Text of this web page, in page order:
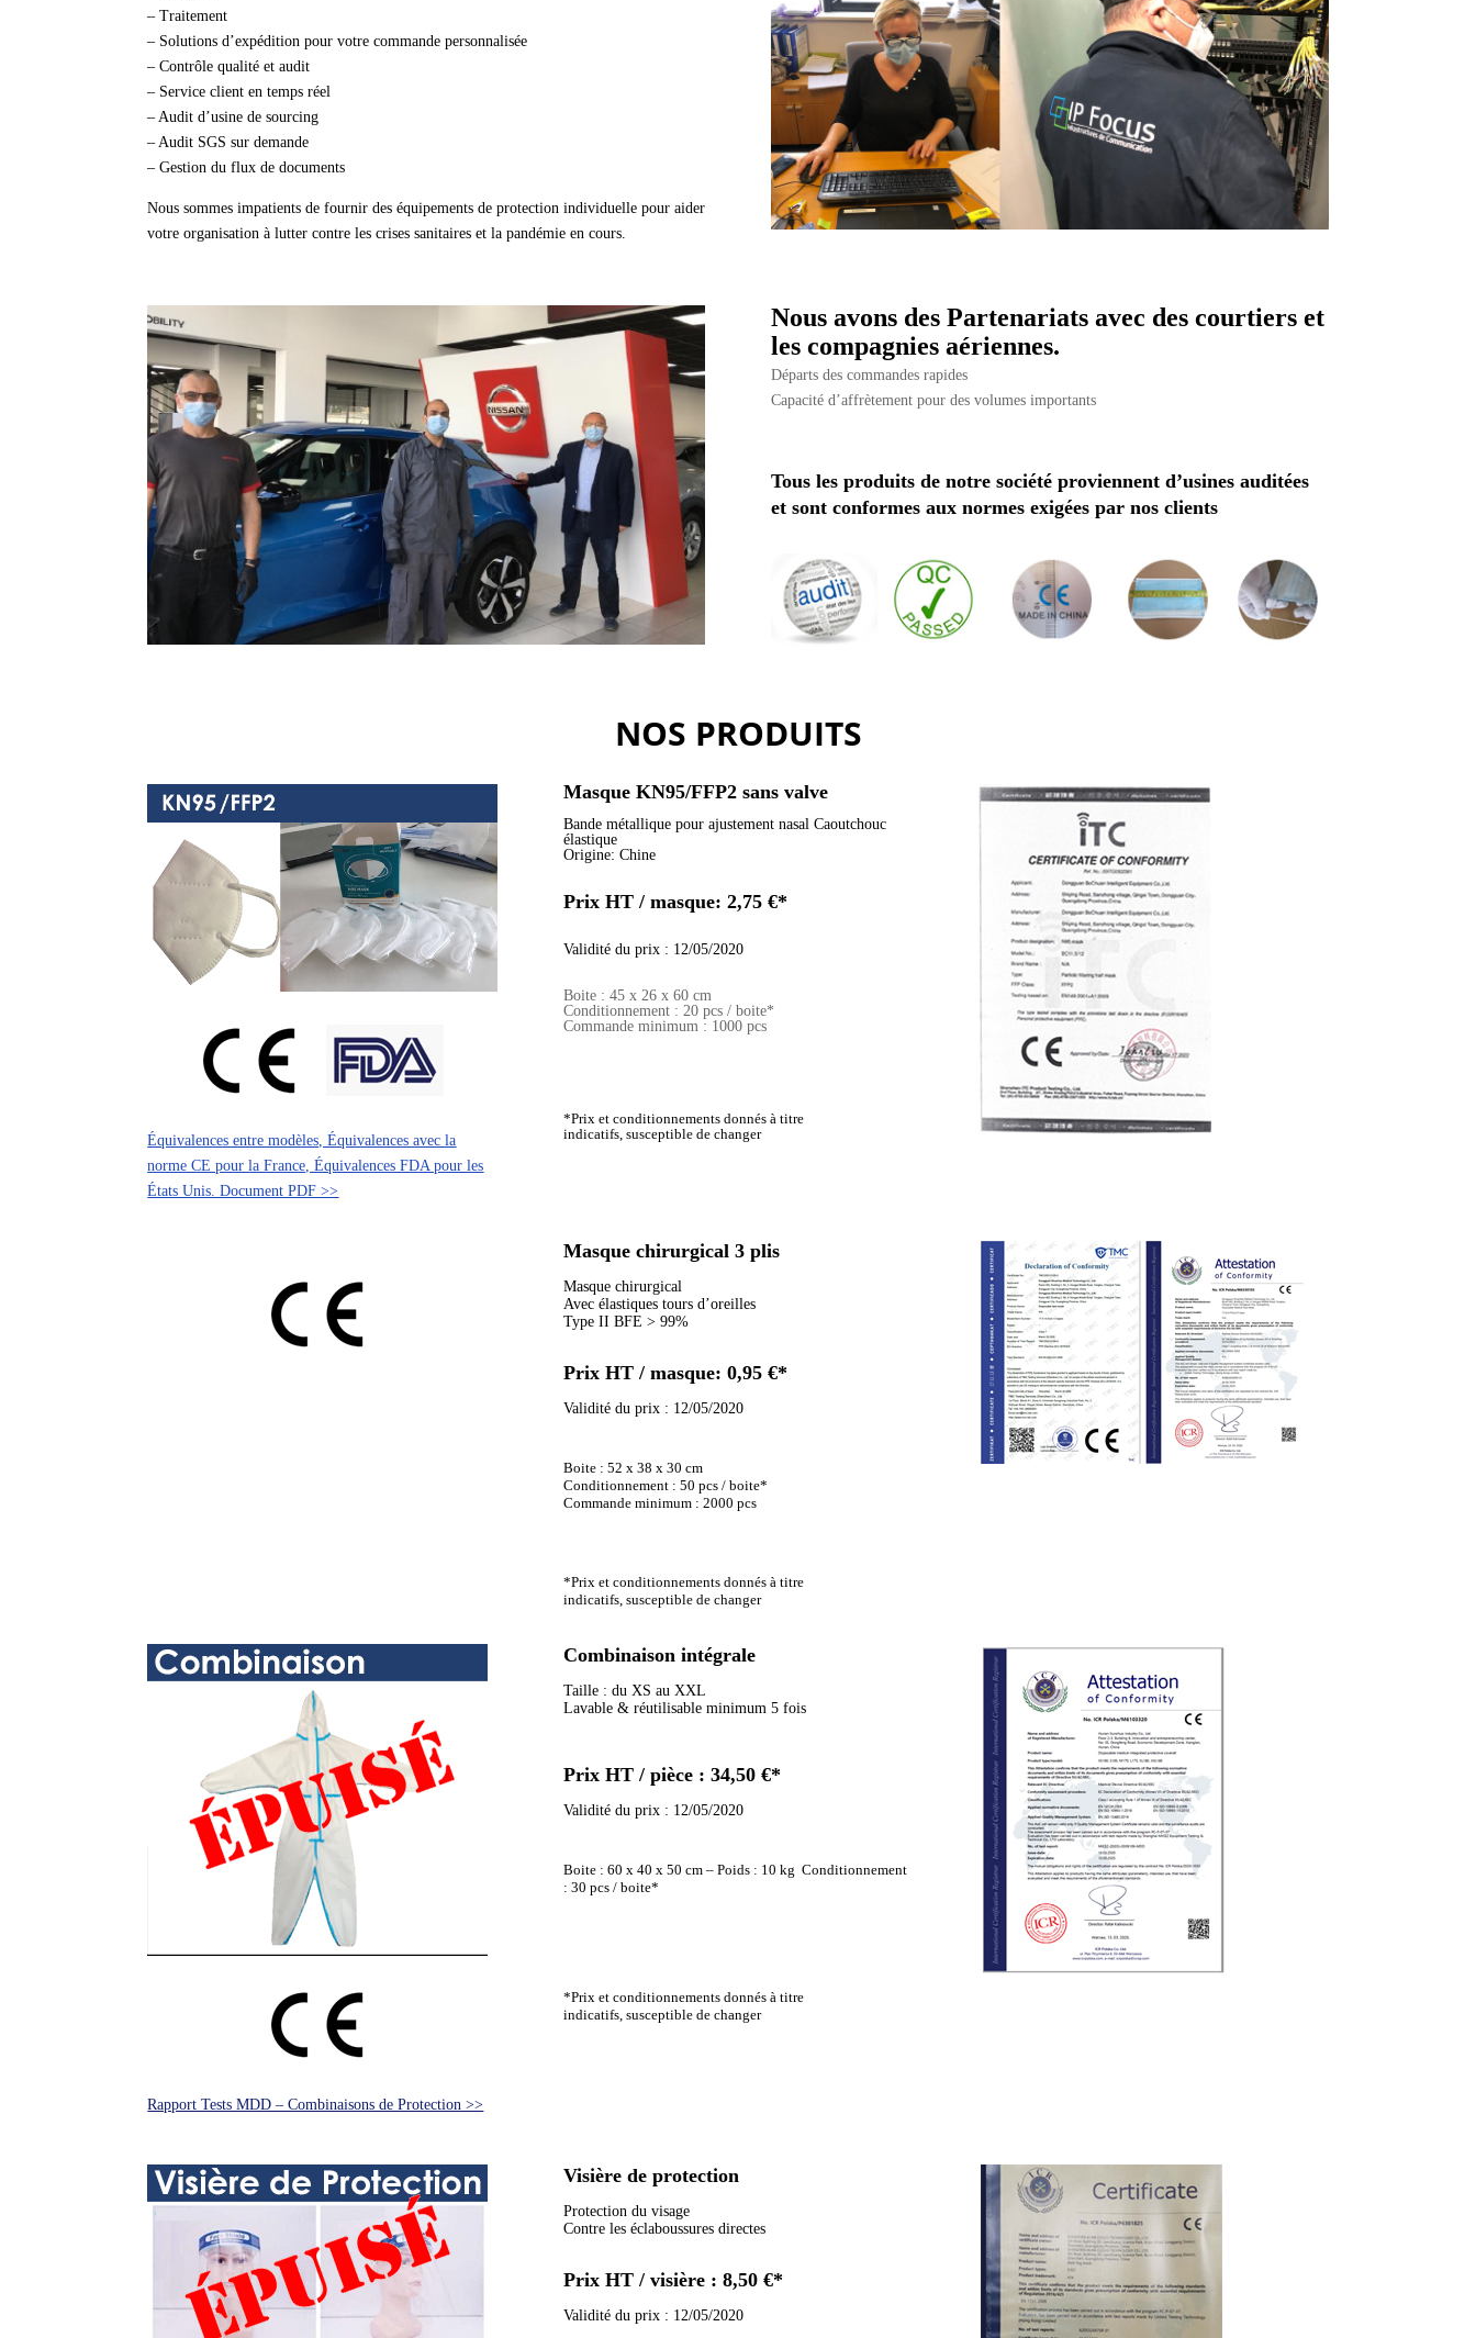
– Traitement
– Solutions d’expédition pour votre commande personnalisée
– Contrôle qualité et audit
– Service client en temps réel
– Audit d’usine de sourcing
– Audit SGS sur demande
– Gestion du flux de documents
Nous sommes impatients de fournir des équipements de protection individuelle pour aider
votre organisation à lutter contre les crises sanitaires et la pandémie en cours.
Nous avons des Partenariats avec des courtiers et
les compagnies aériennes.
Départs des commandes rapides
Capacité d’affrètement pour des volumes importants
Tous les produits de notre société proviennent d’usines auditées
et sont conformes aux normes exigées par nos clients
NOS PRODUITS
Équivalences entre modèles, Équivalences avec la
norme CE pour la France, Équivalences FDA pour les
États Unis. Document PDF >>
Masque KN95/FFP2 sans valve
Bande métallique pour ajustement nasal Caoutchouc
élastique
Origine: Chine
Prix HT / masque: 2,75 €*
Validité du prix : 12/05/2020
Boite : 45 x 26 x 60 cm
Conditionnement : 20 pcs / boite*
Commande minimum : 1000 pcs
*Prix et conditionnements donnés à titre
indicatifs,susceptible de changer
Masque chirurgical 3 plis
Masque chirurgical
Avec élastiques tours d’oreilles
Type II BFE > 99%
Prix HT / masque: 0,95 €*
Validité du prix : 12/05/2020
Boite : 52 x 38 x 30 cm
Conditionnement : 50 pcs / boite*
Commande minimum : 2000 pcs
*Prix et conditionnements donnés à titre
indicatifs,susceptible de changer
Rapport Tests MDD – Combinaisons de Protection >>
Combinaison intégrale
Taille : du XS au XXL
Lavable & réutilisable minimum 5 fois
Prix HT / pièce : 34,50 €*
Validité du prix : 12/05/2020
Boite : 60 x 40 x 50 cm – Poids : 10 kg Conditionnement
: 30 pcs / boite*
*Prix et conditionnementsdonnés à titre
indicatifs,susceptible de changer
Visière de protection
Protection du visage
Contre les éclaboussures directes
Prix HT / visière : 8,50 €*
Validité du prix : 12/05/2020